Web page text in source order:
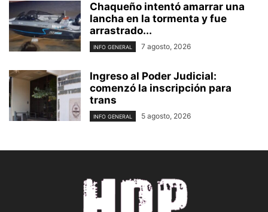
Chaqueño intentó amarrar una
lancha en la tormenta y fue
arrastrado...
INFO GENERAL 7 agosto, 2026
Ingreso al Poder Judicial:
comenzó la inscripción para
trans
INFO GENERAL 5 agosto, 2026